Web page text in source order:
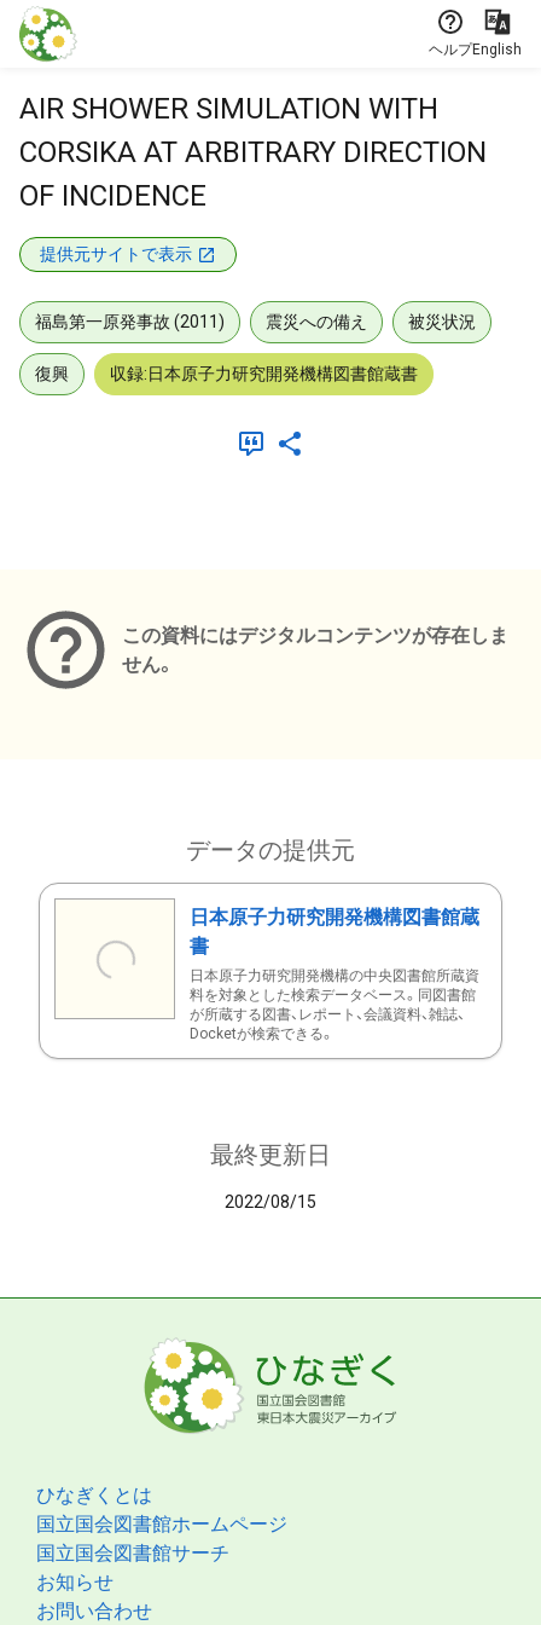
本文に飛ぶ
ヘルプEnglish
AIR SHOWER SIMULATION WITH
CORSIKA AT ARBITRARY DIRECTION
OF INCIDENCE
提供元サイトで表示
福島第一原発事故 (2011) 震災への備え 被災状況
復興 収録:日本原子力研究開発機構図書館蔵書
この資料にはデジタルコンテンツが存在しま
せん。
データの提供元
日本原子力研究開発機構図書館蔵
書
日本原子力研究開発機構の中央図書館所蔵資
料を対象とした検索データベース。同図書館
が所蔵する図書、レポート、会議資料、雑誌、
Docketが検索できる。
最終更新日
2022/08/15
ひなぎくとは
国立国会図書館ホームページ
国立国会図書館サーチ
お知らせ
お問い合わせ